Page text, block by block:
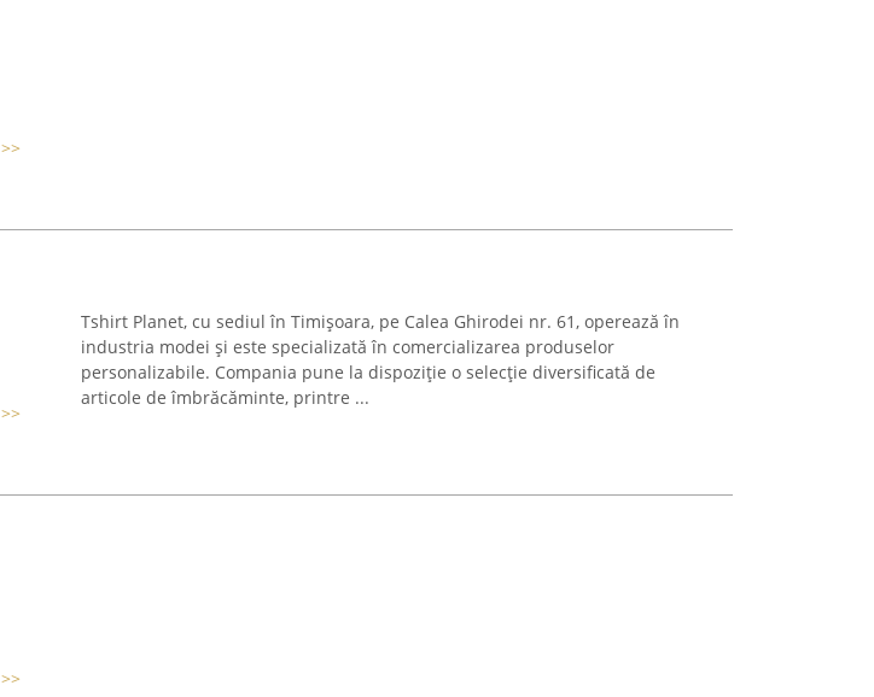
Tshirt Planet, cu sediul în Timișoara, pe Calea Ghirodei nr. 61, operează în
industria modei și este specializată în comercializarea produselor
personalizabile. Compania pune la dispoziție o selecție diversificată de
articole de îmbrăcăminte, printre ...